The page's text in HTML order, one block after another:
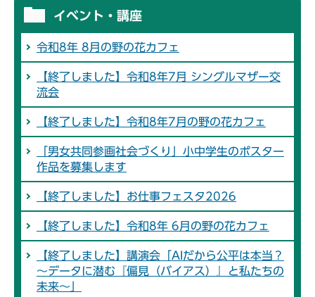
イベント・講座
令和8年 8月の野の花カフェ
【終了しました】令和8年7月 シングルマザー交
流会
【終了しました】令和8年7月の野の花カフェ
「男女共同参画社会づくり」小中学生のポスター
作品を募集します
【終了しました】お仕事フェスタ2026
【終了しました】令和8年 6月の野の花カフェ
【終了しました】講演会「AIだから公平は本当？
～データに潜む『偏見（バイアス）』と私たちの
未来～」